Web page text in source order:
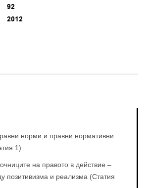
92
2012
норми и правни нормативни
1)
на правото в действие –
позитивизма и реализма (Статия